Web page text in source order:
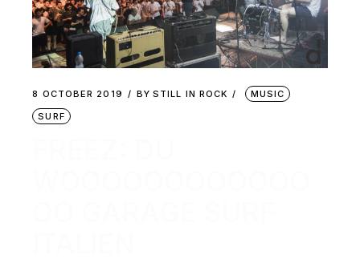
8 OCTOBER 2019 BY STILL IN ROCK
MUSIC
SURF